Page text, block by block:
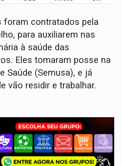
foram contratados pela
para auxiliarem nas
à saúde das
Eles tomaram posse na
Saúde (Semusa), e já
vão residir e trabalhar.